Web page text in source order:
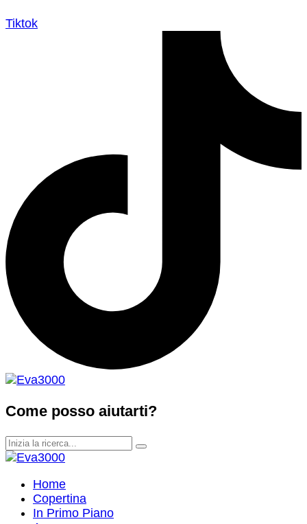
Tiktok
Come posso aiutarti?
Home
Copertina
In Primo Piano